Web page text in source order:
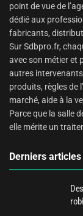
point de vue de
dédié aux
fabricants,
Sur Sdbpro.fr,
avec son métier et
autres
produits, règles de
marché, aide à la
Parce que la salle
elle mérite un
Derniers articles